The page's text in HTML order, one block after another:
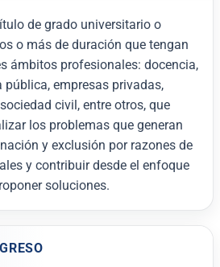
de grado universitario o
o más de duración que tengan
ámbitos profesionales: docencia,
empresas privadas,
civil, entre otros, que
los problemas que generan
y exclusión por razones de
y contribuir desde el enfoque
soluciones.